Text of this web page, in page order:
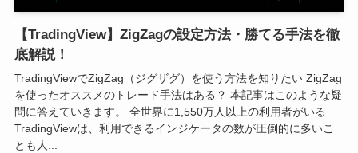
【TradingView】ZigZagの設定方法・勝てる手法を徹
底解説！
TradingViewでZigZag（ジグザグ）を使う方法を知りたい ZigZag
を使ったオススメのトレード手法はある？ 本記事はこのような疑
問に答えていきます。 全世界に1,550万人以上の利用者がいる
TradingViewは、利用できるインジケータの数が圧倒的に多いこ
とも人...